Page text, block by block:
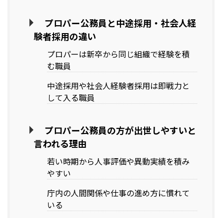
プロパー公務員と中途採用・社会人経
験者採用の違い
プロパーは新卒から同じ組織で経験を積
む職員
中途採用や社会人経験者採用は即戦力と
して入る職員
プロパー公務員の方が出世しやすいと
言われる理由
若い時期から人事評価や異動実績を積み
やすい
庁内の人間関係や仕事の進め方に慣れて
いる